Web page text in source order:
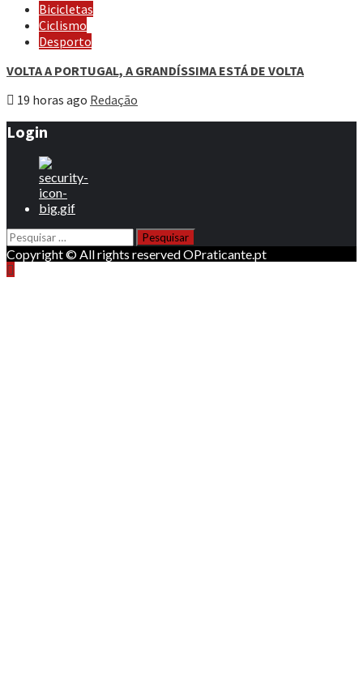
Bicicletas
Ciclismo
Desporto
VOLTA A PORTUGAL, A GRANDÍSSIMA ESTÁ DE VOLTA
19 horas ago Redação
Login
Pesquisar
por:
Copyright © All rights reserved OPraticante.pt